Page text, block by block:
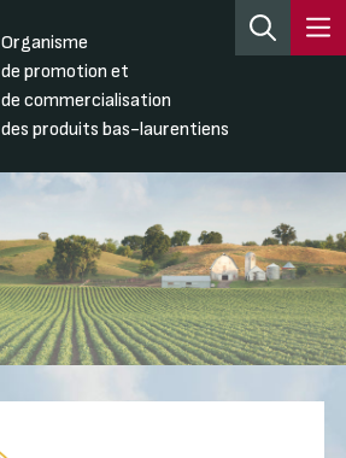
Organisme
de promotion et
de commercialisation
des produits bas-laurentiens